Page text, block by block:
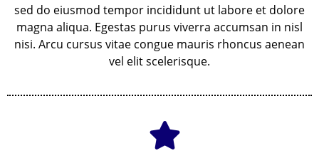
sed do eiusmod tempor incididunt ut labore et dolore
magna aliqua. Egestas purus viverra accumsan in nisl
nisi. Arcu cursus vitae congue mauris rhoncus aenean
vel elit scelerisque.